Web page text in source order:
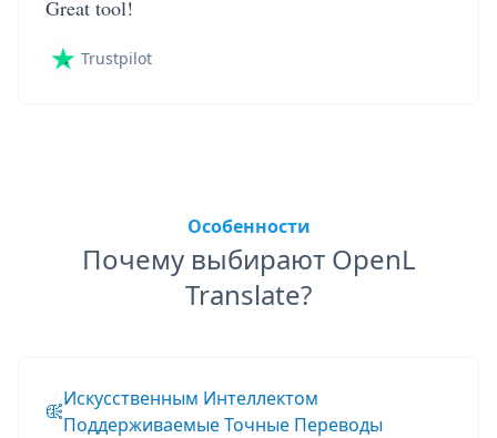
Great tool!
Trustpilot
Особенности
Почему выбирают OpenL
Translate?
Искусственным Интеллектом
Поддерживаемые Точные Переводы